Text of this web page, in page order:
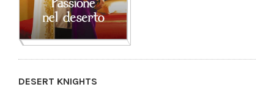
DESERT KNIGHTS